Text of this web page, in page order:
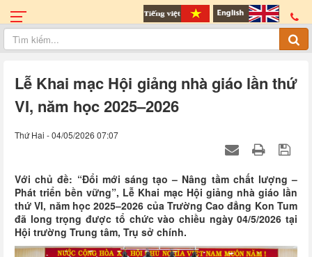
Lễ Khai mạc Hội giảng nhà giáo lần thứ
VI, năm học 2025–2026
Thứ Hai - 04/05/2026 07:07
Với chủ đề: “Đổi mới sáng tạo – Nâng tầm chất lượng –
Phát triển bền vững”, Lễ Khai mạc Hội giảng nhà giáo lần
thứ VI, năm học 2025–2026 của Trường Cao đẳng Kon Tum
đã long trọng được tổ chức vào chiều ngày 04/5/2026 tại
Hội trường Trung tâm, Trụ sở chính.